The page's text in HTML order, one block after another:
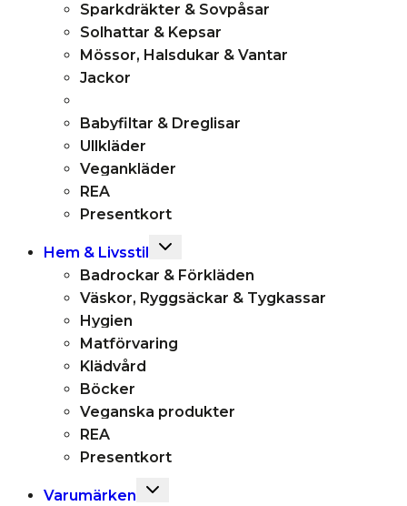
Sparkdräkter & Sovpåsar
Solhattar & Kepsar
Mössor, Halsdukar & Vantar
Jackor
Babyfiltar & Dreglisar
Ullkläder
Vegankläder
REA
Presentkort
Hem & Livsstil
Toggle
menu
Badrockar & Förkläden
Väskor, Ryggsäckar & Tygkassar
Hygien
Matförvaring
Klädvård
Böcker
Veganska produkter
REA
Presentkort
Varumärken
Toggle